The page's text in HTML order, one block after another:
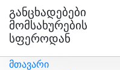
Განცხადებები
Მომსახურების
Სფეროდან
მთავარი